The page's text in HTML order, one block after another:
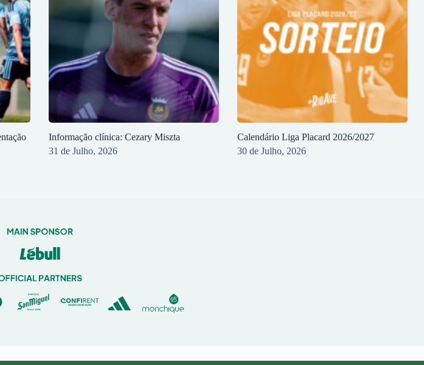
Informação clínica: Cezary Miszta
31 de Julho, 2026
Calendário Liga Placard 2026/2027
30 de Julho, 2026